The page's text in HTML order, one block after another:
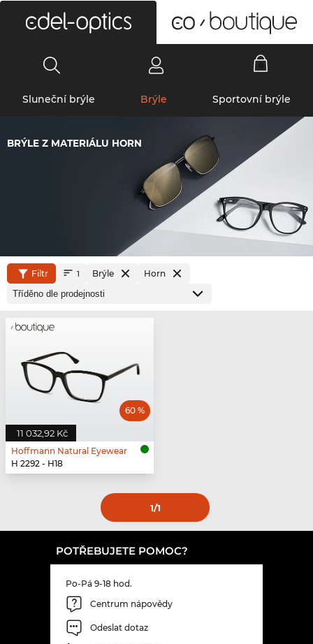
Sluneční brýle Brýle Sportovní brýle
BRÝLE Z MATERIÁLU HORN
Filtr 1 Brýle Horn
11 032,92 Kč
60 %
Hoffmann Natural Eyewear
H 2292 - H18
1/1
POTŘEBUJETE POMOC?
Po-Pá 9-18 hod.
Centrum nápovědy
Odeslat dotaz